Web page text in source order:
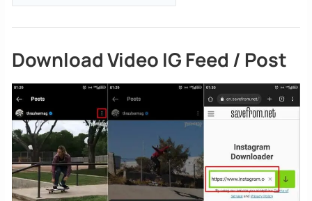
Download Video IG Feed / Post